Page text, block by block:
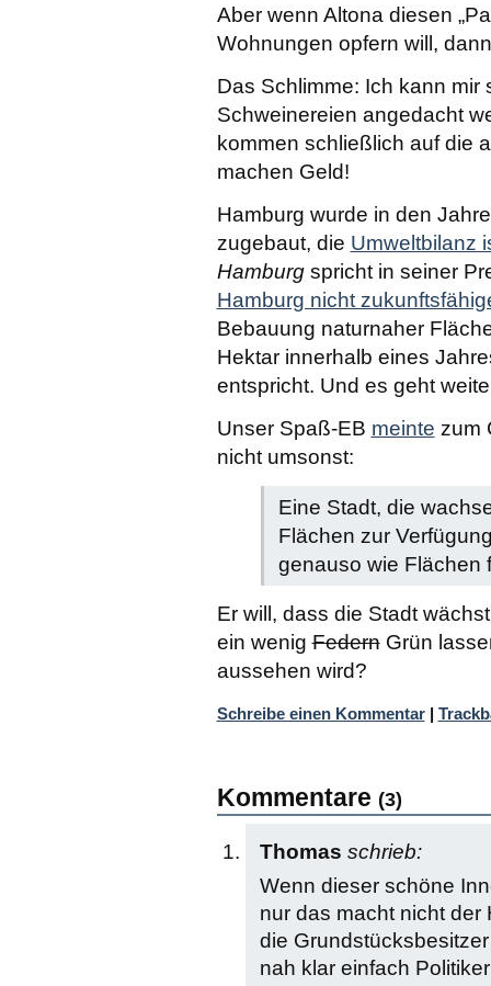
Aber wenn Altona diesen
Wohnungen opfern will,
Das Schlimme: Ich kann
Schweinereien angedacht
kommen schließlich auf die
machen Geld!
Hamburg wurde in den
zugebaut, die Umweltbilanz
Hamburgspricht in seiner
Hamburg nicht
Bebauung naturnaher
Hektar innerhalb eines
entspricht. Und es geht
Unser Spaß-EB meinte zum
nicht umsonst:
Eine Stadt, die
Flächen zur
genauso wie Flächen
Er will, dass die Stadt
ein wenigFedernGrün
aussehen wird?
Schreibe einen Kommentar |
Kommentare (3)
Thomas schrieb:
Wenn dieser schöne
nur das macht nicht der
die
nah klar einfach